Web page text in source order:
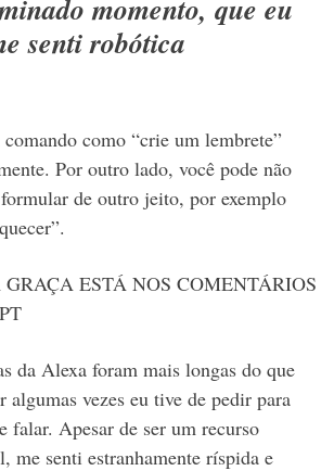
momento, que eu
senti robótica
como “crie um lembrete”
Por outro lado, você pode não
de outro jeito, por exemplo
ESTÁ NOS COMENTÁRIOS
da Alexa foram mais longas do que
algumas vezes eu tive de pedir para
falar. Apesar de ser um recurso
me senti estranhamente ríspida e